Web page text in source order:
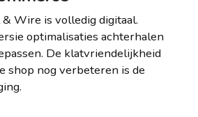
Wire is volledig digitaal.
optimalisaties achterhalen
De klatvriendelijkheid
shop nog verbeteren is de